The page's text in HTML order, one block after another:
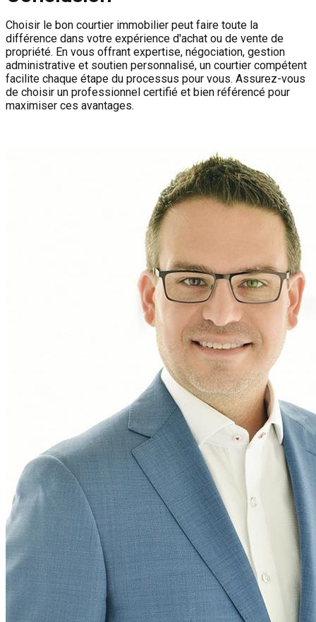
Choisir le bon courtier immobilier peut faire toute la
différence dans votre expérience d'achat ou de vente de
propriété. En vous offrant expertise, négociation, gestion
administrative et soutien personnalisé, un courtier compétent
facilite chaque étape du processus pour vous. Assurez-vous
de choisir un professionnel certifié et bien référencé pour
maximiser ces avantages.